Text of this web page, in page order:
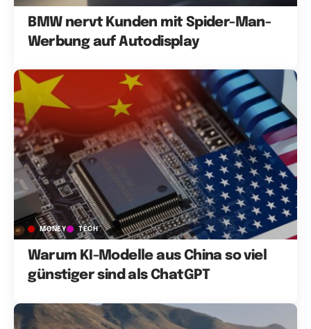
BMW nervt Kunden mit Spider-Man-
Werbung auf Autodisplay
MONEY TECH
Warum KI-Modelle aus China so viel
günstiger sind als ChatGPT